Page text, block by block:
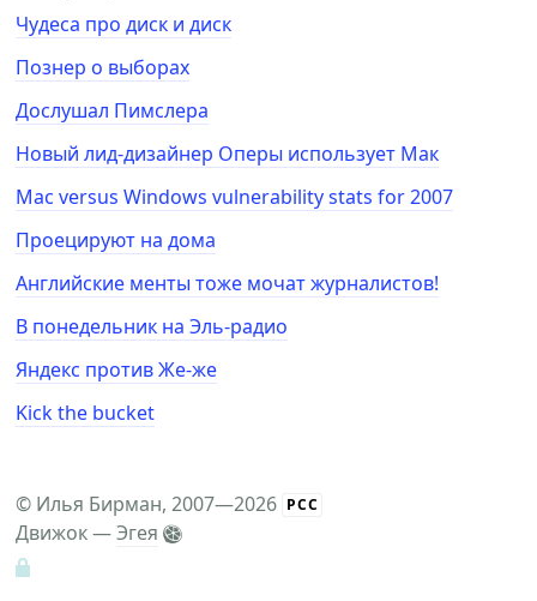
Чудеса про диск и диск
Познер о выборах
Дослушал Пимслера
Новый лид-дизайнер Оперы использует Мак
Mac versus Windows vulnerability stats for 2007
Проецируют на дома
Английские менты тоже мочат журналистов!
В понедельник на Эль-радио
Яндекс против Же-же
Kick the bucket
© Илья Бирман, 2007—2026 РСС
Движок —Эгея